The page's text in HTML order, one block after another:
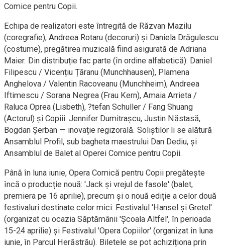
Comice pentru Copii.
Echipa de realizatori este întregită de Răzvan Mazilu
(coregrafie), Andreea Rotaru (decoruri) și Daniela Drăgulescu
(costume), pregătirea muzicală fiind asigurată de Adriana
Maier. Din distribuție fac parte (în ordine alfabetică): Daniel
Filipescu / Vicențiu Țăranu (Munchhausen), Plamena
Anghelova / Valentin Racoveanu (Munchheim), Andreea
Iftimescu / Sorana Negrea (Frau Kern), Amaia Arrieta /
Raluca Oprea (Lisbeth), ?tefan Schuller / Fang Shuang
(Actorul) și Copiii: Jennifer Dumitrașcu, Justin Năstasă,
Bogdan Șerban — inovație regizorală. Soliștilor li se alătură
Ansamblul Profil, sub bagheta maestrului Dan Dediu, și
Ansamblul de Balet al Operei Comice pentru Copii.
Până în luna iunie, Opera Comică pentru Copii pregătește
încă o producție nouă: 'Jack și vrejul de fasole' (balet,
premiera pe 16 aprilie), precum și o nouă ediție a celor două
festivaluri destinate celor mici: Festivalul 'Hansel și Gretel'
(organizat cu ocazia Săptămânii 'Școala Altfel', în perioada
15-24 aprilie) și Festivalul 'Opera Copiilor' (organizat în luna
iunie, în Parcul Herăstrău). Biletele se pot achiziționa prin